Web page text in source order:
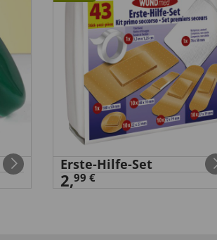
Erste-Hilfe-Set
2,99 €